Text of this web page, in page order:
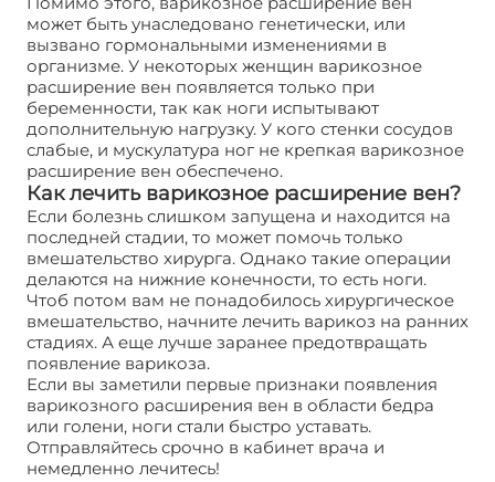
может быть унаследовано генетически, или
вызвано гормональными изменениями в
организме. У некоторых женщин варикозное
расширение вен появляется только при
беременности, так как ноги испытывают
дополнительную нагрузку. У кого стенки сосудов
слабые, и мускулатура ног не крепкая варикозное
расширение вен обеспечено.
Как лечить варикозное расширение вен?
Если болезнь слишком запущена и находится на
последней стадии, то может помочь только
вмешательство хирурга. Однако такие операции
делаются на нижние конечности, то есть ноги.
Чтоб потом вам не понадобилось хирургическое
вмешательство, начните лечить варикоз на ранних
стадиях. А еще лучше заранее предотвращать
появление варикоза.
Если вы заметили первые признаки появления
варикозного расширения вен в области бедра
или голени, ноги стали быстро уставать.
Отправляйтесь срочно в кабинет врача и
немедленно лечитесь!